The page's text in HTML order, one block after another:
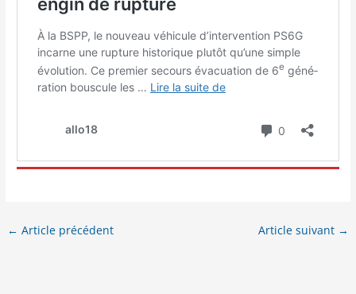
← Article précédent Article suivant →